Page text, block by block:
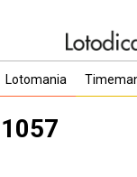
Lotomania